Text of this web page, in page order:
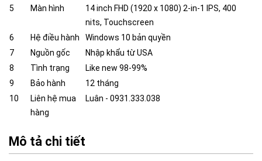
5
Màn hình
14 inch FHD (1920 x 1080) 2-in-1 IPS, 400
nits, Touchscreen
6
Hệ điều hành
Windows 10 bản quyền
7
Nguồn gốc
Nhập khẩu từ USA
8
Tình trạng
Like new 98-99%
9
Bảo hành
12 tháng
10
Liên hệ mua
hàng
Luân - 0931.333.038
Mô tả chi tiết